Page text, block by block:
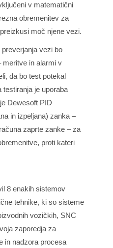
v matematični
obremenitev za
moč njene vezi.
vezi bo
meritve in alarmi v
da bo test potekal
testiranja je uporaba
Dewesoft PID
in izpeljana) zanka –
zaprte zanke – za
proti kateri
8 enakihsistemov
tehnike, ki so sisteme
vozičkih, SNC
zaporedja za
in nadzora procesa